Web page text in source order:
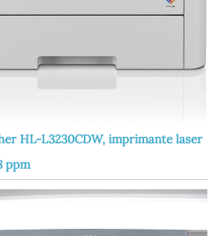
HL-L3230CDW, imprimante laser
ppm